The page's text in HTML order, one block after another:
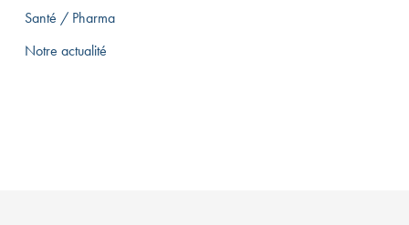
Santé / Pharma
Notre actualité